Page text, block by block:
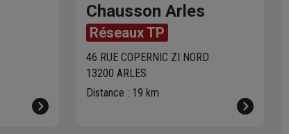
Chausson Arles
Réseaux TP
46 RUE COPERNIC ZI NORD
13200 ARLES
Distance : 19 km